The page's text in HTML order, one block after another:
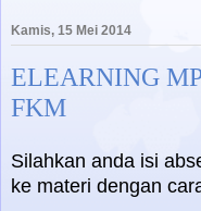
Kamis, 15 Mei 2014
ELEARNING
FKM
Silahkan anda isi
ke materi dengan